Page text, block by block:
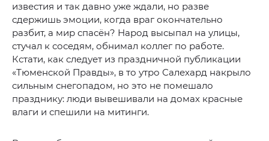
известия и так давно уже ждали, но разве
сдержишь эмоции, когда враг окончательно
разбит, а мир спасён? Народ высыпал на улицы,
стучал к соседям, обнимал коллег по работе.
Кстати, как следует из праздничной публикации
«Тюменской Правды», в то утро Салехард накрыло
сильным снегопадом, но это не помешало
празднику: люди вывешивали на домах красные
влаги и спешили на митинги.